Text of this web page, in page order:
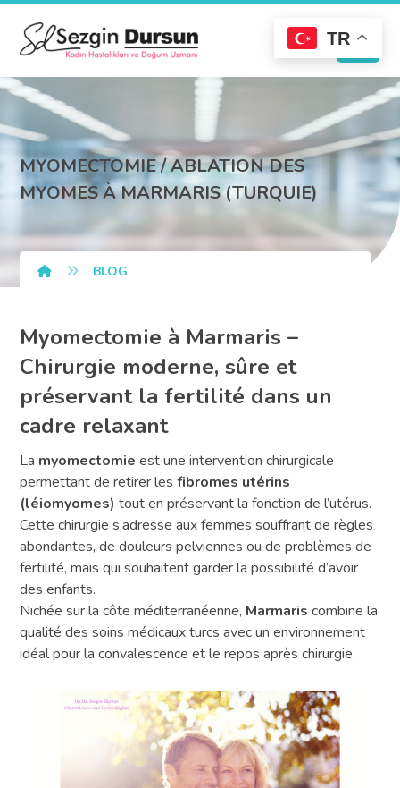
MYOMECTOMIE / ABLATION DES
MYOMES À MARMARIS (TURQUIE)
BLOG
Myomectomie à Marmaris –
Chirurgie moderne, sûre et
préservant la fertilité dans un
cadre relaxant
La myomectomie est une intervention chirurgicale
permettant de retirer lesfibromes utérins
(léiomyomes) tout en préservant la fonction de l’utérus.
Cette chirurgie s’adresse aux femmes souffrant de règles
abondantes, de douleurs pelviennes ou de problèmes de
fertilité, mais qui souhaitent garder la possibilité d’avoir
des enfants.
Nichée sur la côte méditerranéenne, Marmaris combine la
qualité des soins médicaux turcs avec un environnement
idéal pour la convalescence et le repos après chirurgie.
TR